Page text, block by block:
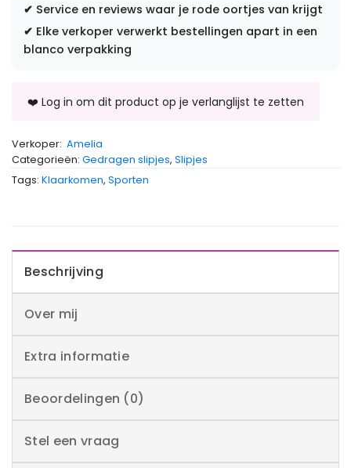
✔ Service en reviews waar je rode oortjes van krijgt
✔ Elke verkoper verwerkt bestellingen apart in een
blanco verpakking
Verkoper: Amelia
Categorieën: Gedragen slipjes, Slipjes
Tags: Klaarkomen, Sporten
Beschrijving
Over mij
Extra informatie
Beoordelingen (0)
Stel een vraag